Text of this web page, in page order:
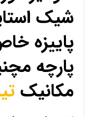
شیک
پاییزه
پارچه
مکانیک